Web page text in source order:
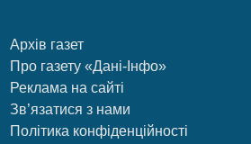
Архів газет
Про газету «Дані-Інфо»
Реклама на сайті
Зв’язатися з нами
Політика конфіденційності